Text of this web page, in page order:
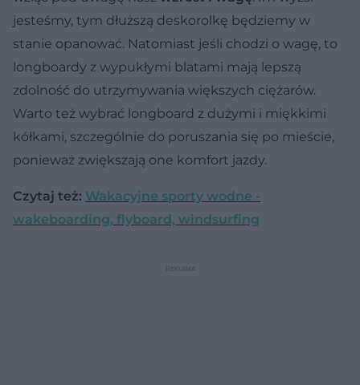
jesteśmy, tym dłuższą deskorolkę będziemy w
stanie opanować. Natomiast jeśli chodzi o wagę, to
longboardy z wypukłymi blatami mają lepszą
zdolność do utrzymywania większych ciężarów.
Warto też wybrać longboard z dużymi i miękkimi
kółkami, szczególnie do poruszania się po mieście,
ponieważ zwiększają one komfort jazdy.
Czytaj też: Wakacyjne sporty wodne -
wakeboarding, flyboard, windsurfing